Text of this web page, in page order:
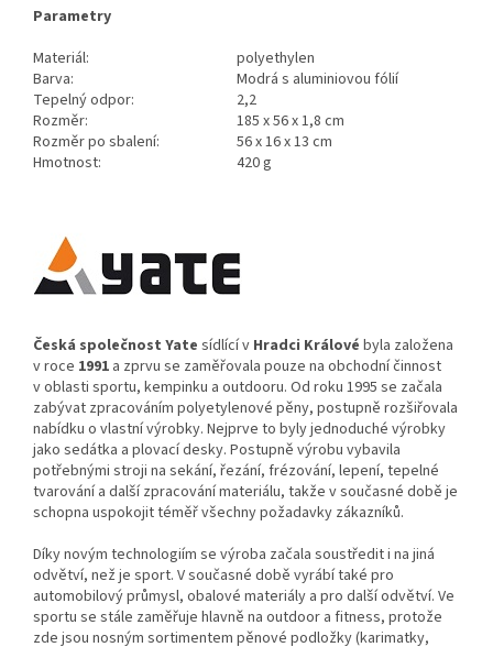
Parametry
Materiál:
polyethylen
Barva:
Modrá s aluminiovou fólií
Tepelný odpor:
2,2
Rozměr:
185 x 56 x 1,8 cm
Rozměr po sbalení:
56 x 16 x 13 cm
Hmotnost:
420 g
Česká společnost Yate sídlící v Hradci Králové byla založena
v roce 1991 a zprvu se zaměřovala pouze na obchodní činnost
v oblasti sportu, kempinku a outdooru. Od roku 1995 se začala
zabývat zpracováním polyetylenové pěny, postupně rozšiřovala
nabídku o vlastní výrobky. Nejprve to byly jednoduché výrobky
jako sedátka a plovací desky. Postupně výrobu vybavila
potřebnými stroji na sekání, řezání, frézování, lepení, tepelné
tvarování a další zpracování materiálu, takže v současné době je
schopna uspokojit téměř všechny požadavky zákazníků.
Díky novým technologiím se výroba začala soustředit i na jiná
odvětví, než je sport. V současné době vyrábí také pro
automobilový průmysl, obalové materiály a pro další odvětví. Ve
sportu se stále zaměřuje hlavně na outdoor a fitness, protože
zde jsou nosným sortimentem pěnové podložky (karimatky,